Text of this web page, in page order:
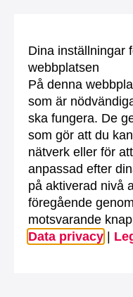
Dina inställningar
webbplatsen
På denna
som är
ska fungera. De
som gör att du
nätverk eller för
anpassad efter
på aktiverad nivå
föregående
motsvarande
Data privacy